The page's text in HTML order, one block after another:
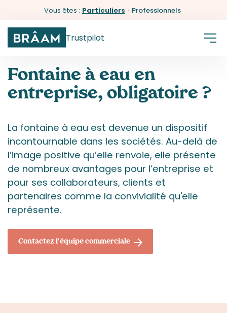
Vous êtes : Particuliers • Professionnels
Trustpilot
Fontaine à eau en
entreprise, obligatoire ?
La fontaine à eau est devenue un dispositif
incontournable dans les sociétés. Au-delà de
l’image positive qu’elle renvoie, elle présente
de nombreux avantages pour l’entreprise et
pour ses collaborateurs, clients et
partenaires comme la convivialité qu'elle
représente.
Contactez l'équipe commerciale